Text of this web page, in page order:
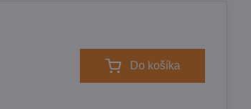
Do košíka